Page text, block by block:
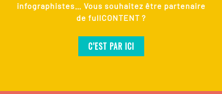
infographistes… Vous souhaitez être partenaire
de fullCONTENT ?
C’EST PAR ICI